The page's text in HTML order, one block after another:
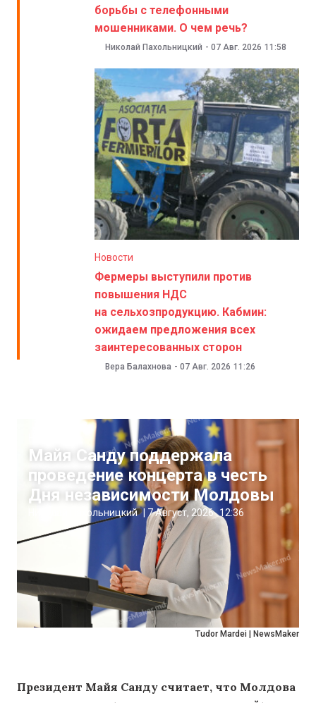
борьбы с телефонными
мошенниками. О чем речь?
Николай Пахольницкий - 07 Авг. 2026 11:58
Новости
Фермеры выступили против
повышения НДС
на сельхозпродукцию. Кабмин:
ожидаем предложения всех
заинтересованных сторон
Вера Балахнова - 07 Авг. 2026 11:26
Tudor Mardei | NewsMaker
Майя Санду поддержала
проведение концерта в честь
Дня независимости Молдовы
Николай Пахольницкий | 7 Август, 2026 12:36
Президент Майя Санду считает, что Молдова